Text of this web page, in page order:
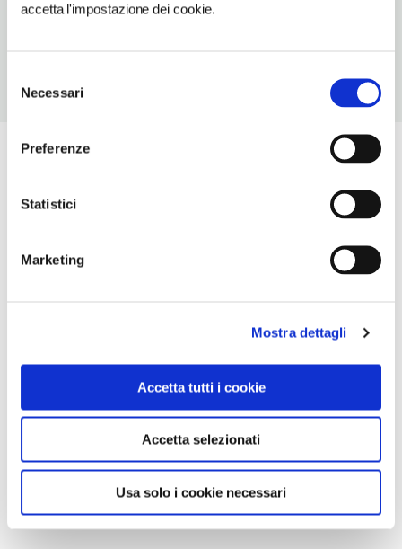
accetta l'impostazione dei cookie.
delNecessari
Preferenze
Statistici
Marketing
Mostra dettagli
Accetta tutti i cookie
Accetta selezionati
Usa solo i cookie necessari
0835972951